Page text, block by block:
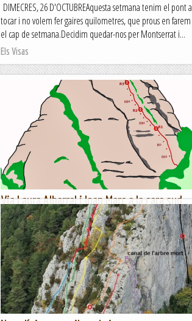
DIMECRES, 26 D'OCTUBREAquesta setmana tenim el pont a
tocar i no volem fer gaires quilometres, que prous en farem
el cap de setmana.Decidim quedar-nos per Montserrat i...
Els Visas
Via Laura Albarral i Joan Marc a la cara sud
del Gorro Frigi (1152 mts.)
Ressenya de la Via Joan Marc realitzada per Joaquim
Llòria.L'any passat, a mitjans de desembre amb la Teresa
vàrem intentar la via Anna Guinovart al Gorro Frigi,...
Sortides a Muntanya